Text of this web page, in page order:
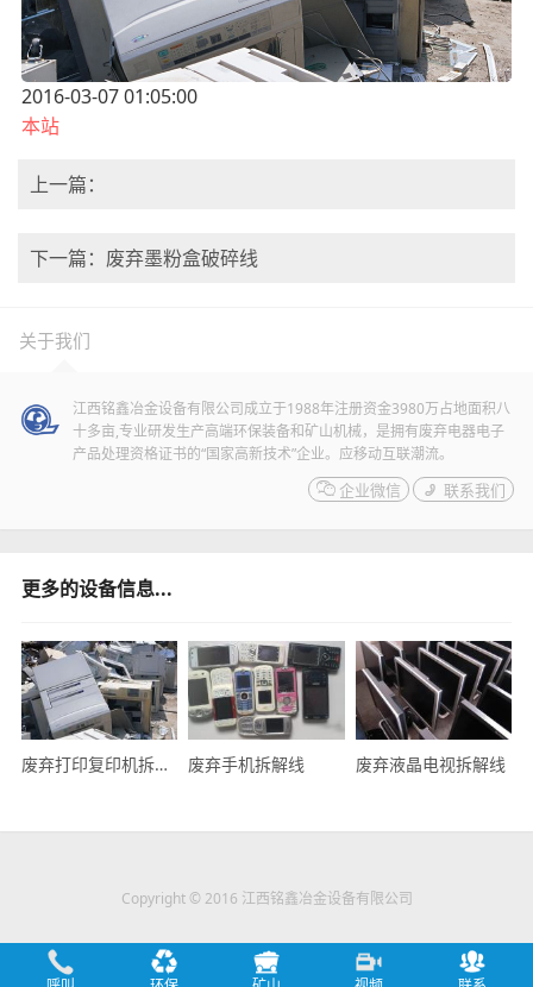
2016-03-07 01:05:00
本站
上一篇：
下一篇：废弃墨粉盒破碎线
关于我们
江西铭鑫冶金设备有限公司成立于1988年注册资金3980万占地面积八
十多亩,专业研发生产高端环保装备和矿山机械，是拥有废弃电器电子
产品处理资格证书的“国家高新技术”企业。应移动互联潮流。
 企业微信  联系我们
更多的设备信息...
废弃打印复印机拆解线 废弃手机拆解线 废弃液晶电视拆解线
Copyright © 2016 江西铭鑫冶金设备有限公司